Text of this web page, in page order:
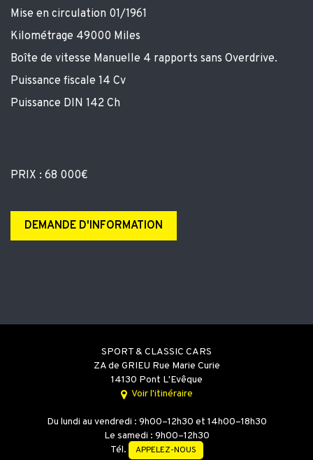
Mise en circulation 01/1961
Kilométrage 49000 Miles
Boîte de vitesse Manuelle 4 rapports sans Overdrive.
Puissance fiscale 14 Cv
Puissance DIN 142 Ch
PRIX : 68 000€
DEMANDE D'INFORMATION
SPORT & CLASSIC CARS
ZA de GRIEU Rue Marie Curie
14130 Pont L'Evêque
Voir l'itinéraire
Du lundi au vendredi : 9h00–12h30 et 14h00–18h30
Le samedi : 9h00–12h30
Tél.
APPELEZ-NOUS